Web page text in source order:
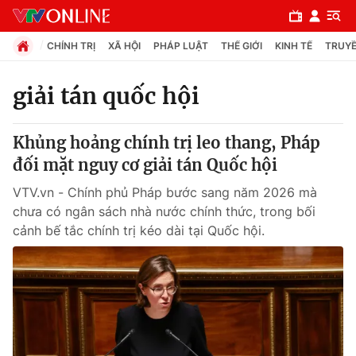
Chuyên mục
Chính trị
Xã hội
Pháp luật
Y tế
Thế giới
CHÍNH TRỊ XÃ HỘI PHÁP LUẬT THẾ GIỚI KINH TẾ
giải tán quốc hội
Khủng hoảng chính trị leo thang, Pháp
đối mặt nguy cơ giải tán Quốc hội
VTV.vn - Chính phủ Pháp bước sang năm 2026 mà
chưa có ngân sách nhà nước chính thức, trong bối
cảnh bế tắc chính trị kéo dài tại Quốc hội.